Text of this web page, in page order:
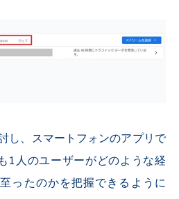
し、スマートフォンのアプリで
1人のユーザーがどのような経
ったのかを把握できるように